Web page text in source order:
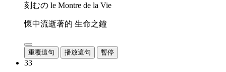
刻むの le Montre de la Vie
懷中流逝著的 生命之鐘
重覆這句 播放這句 暫停
33